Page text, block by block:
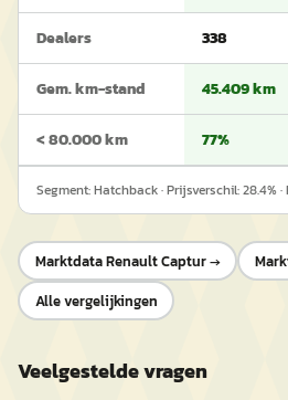
Dealers 338
Gem. km-stand 45.409 km
< 80.000 km 77%
Segment:Hatchback· Prijsverschil:28.4%
MarktdataRenault Captur→
Alle vergelijkingen
Veelgestelde vragen